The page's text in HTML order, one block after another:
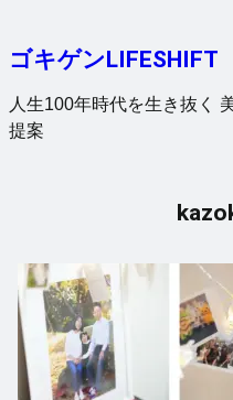
を
ス
キ
ゴキゲンLIFESHIFT
人生100年時代を生き抜く
提案